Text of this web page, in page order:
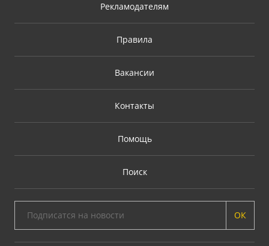
Рекламодателям
Правила
Вакансии
Контакты
Помощь
Поиск
ОК